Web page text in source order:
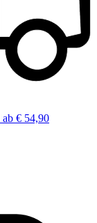
ab € 54,90